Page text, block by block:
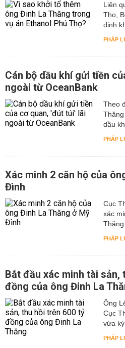
Liên
Thọ,
định
PHÁP
Cán bộ dầu khí gửi tiền
ngoài từ OceanBank
Theo
dầu
PHÁP
Xác minh 2 căn hộ của
Đình
Cục
xác
Thăng
PHÁP
Bắt đầu xác minh tài sản,
đồng của ông Đinh La
Ông
Cục
vừa
PHÁP